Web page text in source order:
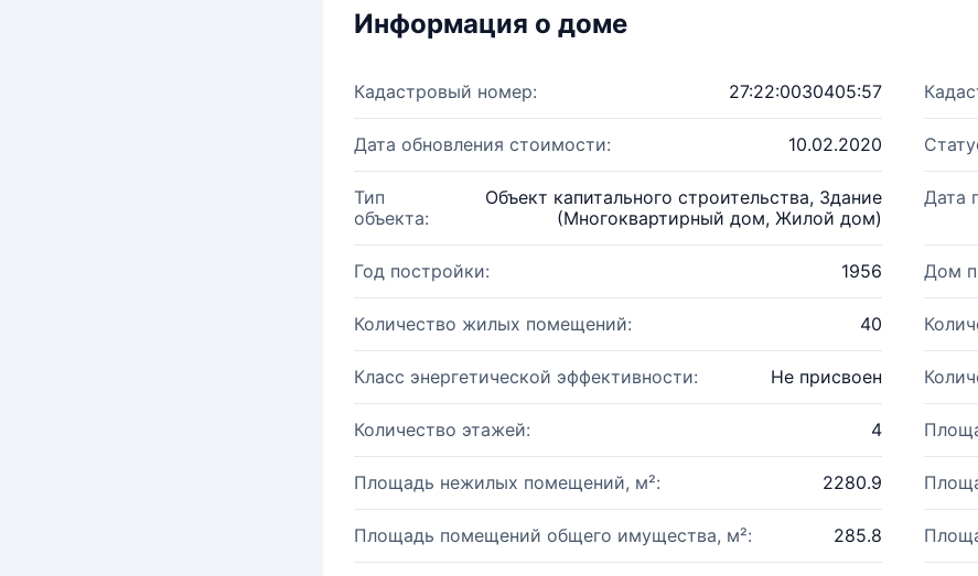
Информация о доме
Кадастровый номер: 27:22:0030405:57
Дата обновления стоимости: 10.02.2020
Тип
объекта:
Объект капитального строительства, Здание
(Многоквартирный дом, Жилой дом)
Дата
Год постройки: 1956 Дом
Количество жилых помещений: 40
Класс энергетической эффективности: Не присвоен
Количество этажей: 4
Площадь нежилых помещений, м²: 2280.9
Площадь помещений общего имущества, м²: 285.8